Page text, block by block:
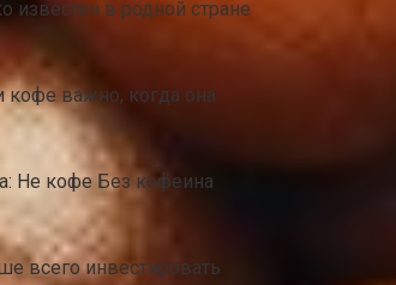
в родной стране
важно, когда она
Не кофе Без кофеина
всего инвестировать